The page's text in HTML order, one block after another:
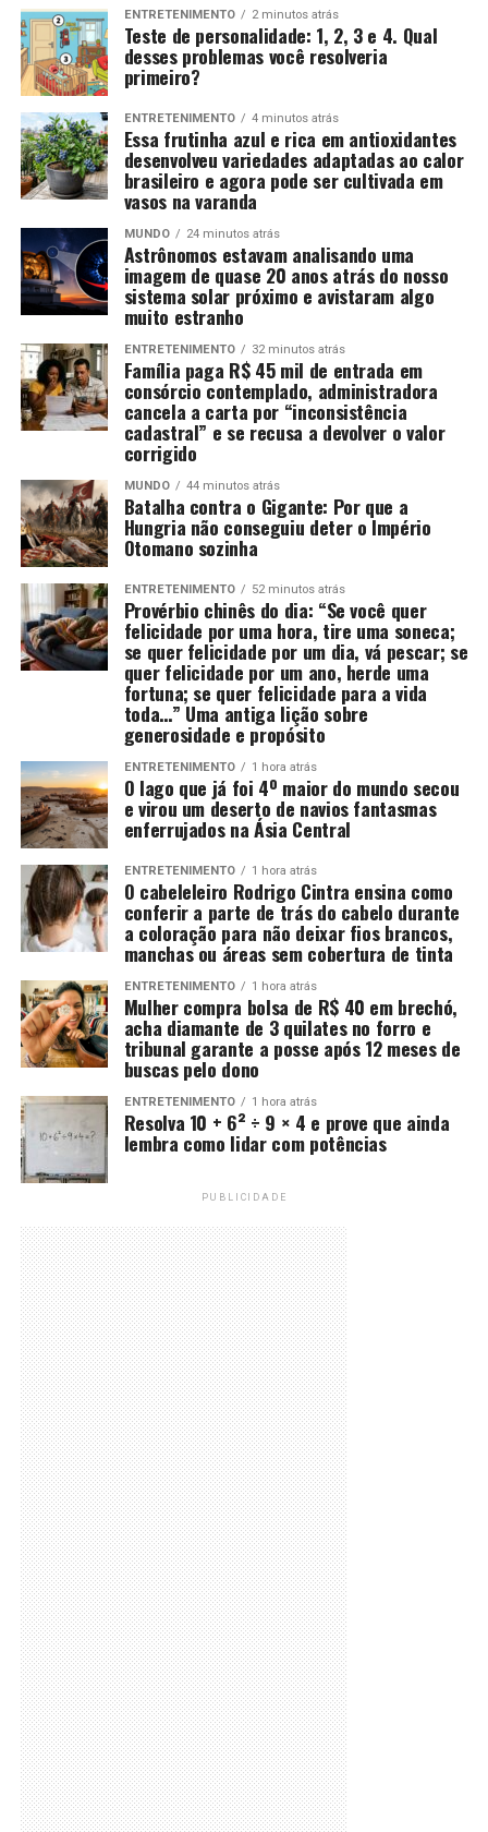
ENTRETENIMENTO 2 minutos atrás
Teste de personalidade: 1, 2, 3 e 4. Qual
desses problemas você resolveria
primeiro?
ENTRETENIMENTO 4 minutos atrás
Essa frutinha azul e rica em antioxidantes
desenvolveu variedades adaptadas ao calor
brasileiro e agora pode ser cultivada em
vasos na varanda
MUNDO 24 minutos atrás
Astrônomos estavam analisando uma
imagem de quase 20 anos atrás do nosso
sistema solar próximo e avistaram algo
muito estranho
ENTRETENIMENTO 32 minutos atrás
Família paga R$ 45 mil de entrada em
consórcio contemplado, administradora
cancela a carta por “inconsistência
cadastral” e se recusa a devolver o valor
corrigido
MUNDO 44 minutos atrás
Batalha contra o Gigante: Por que a
Hungria não conseguiu deter o Império
Otomano sozinha
ENTRETENIMENTO 52 minutos atrás
Provérbio chinês do dia: “Se você quer
felicidade por uma hora, tire uma soneca;
se quer felicidade por um dia, vá pescar; se
quer felicidade por um ano, herde uma
fortuna; se quer felicidade para a vida
toda…” Uma antiga lição sobre
generosidade e propósito
ENTRETENIMENTO 1 hora atrás
O lago que já foi 4º maior do mundo secou
e virou um deserto de navios fantasmas
enferrujados na Ásia Central
ENTRETENIMENTO 1 hora atrás
O cabeleleiro Rodrigo Cintra ensina como
conferir a parte de trás do cabelo durante
a coloração para não deixar fios brancos,
manchas ou áreas sem cobertura de tinta
ENTRETENIMENTO 1 hora atrás
Mulher compra bolsa de R$ 40 em brechó,
acha diamante de 3 quilates no forro e
tribunal garante a posse após 12 meses de
buscas pelo dono
ENTRETENIMENTO 1 hora atrás
Resolva 10 + 6² ÷ 9 × 4 e prove que ainda
lembra como lidar com potências
PUBLICIDADE